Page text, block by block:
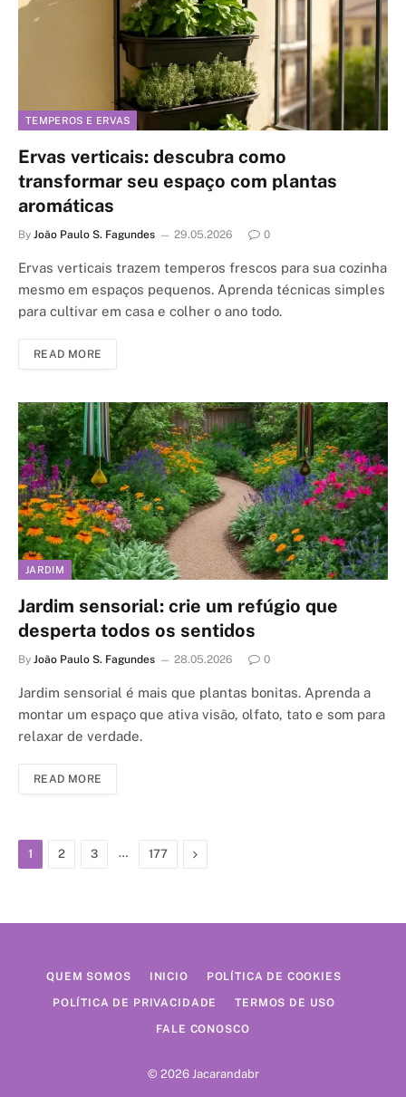
TEMPEROS E ERVAS
Ervas verticais: descubra como
transformar seu espaço com plantas
aromáticas
By João Paulo S. Fagundes 29.05.2026 0
Ervas verticais trazem temperos frescos para sua cozinha
mesmo em espaços pequenos. Aprenda técnicas simples
para cultivar em casa e colher o ano todo.
READ MORE
JARDIM
Jardim sensorial: crie um refúgio que
desperta todos os sentidos
By João Paulo S. Fagundes 28.05.2026 0
Jardim sensorial é mais que plantas bonitas. Aprenda a
montar um espaço que ativa visão, olfato, tato e som para
relaxar de verdade.
READ MORE
1 2 3 … 177 Next
QUEM SOMOS INICIO POLÍTICA DE COOKIES
POLÍTICA DE PRIVACIDADE TERMOS DE USO
FALE CONOSCO
© 2026 Jacarandabr